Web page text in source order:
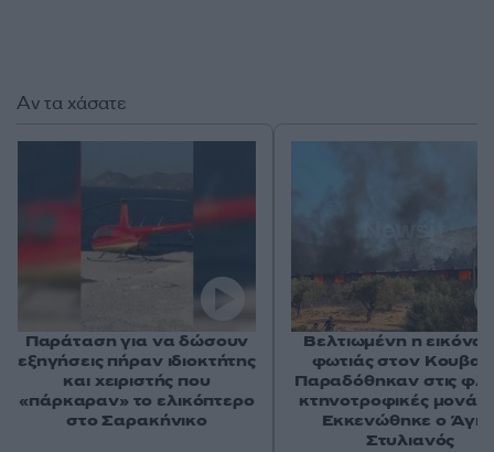
Αν τα χάσατε
Παράταση για να δώσουν
εξηγήσεις πήραν ιδιοκτήτης
και χειριστής που
«πάρκαραν» το ελικόπτερο
στο Σαρακήνικο
Βελτιωμένη η εικόνα
φωτιάς στον
Παραδόθηκαν στις
κτηνοτροφικές
Εκκενώθηκε ο
Στυλιανός